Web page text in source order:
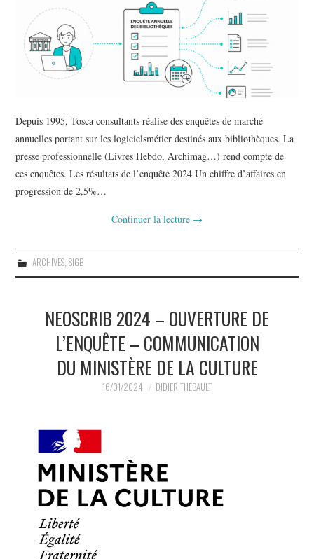
Depuis 1995, Tosca consultants réalise des enquêtes de marché
annuelles portant sur les logicielsmétier destinés aux bibliothèques. La
presse professionnelle (Livres Hebdo, Archimag…) rend compte de
ces enquêtes. Les résultats de l’enquête 2024 Un chiffre d’affaires en
progression de 2,5%…
Continuer la lecture →
ARCHIVES, SIGB
NEOSCRIB 2024 – OUVERTURE DE
L’ENQUÊTE – COMMUNICATION
DU MINISTÈRE DE LA CULTURE
16/01/2024 DIDIER THÉBAULT